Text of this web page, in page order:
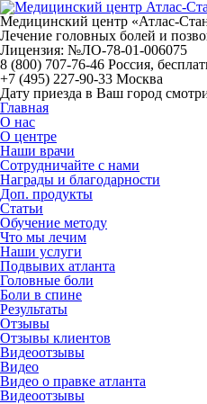
Медицинский центр «Атлас-
Лечение головных болей и
Лицензия: №ЛО-78-01-006075
8 (800) 707-76-46 Россия,
+7 (495) 227-90-33 Москва
Дату приезда в Ваш город
Главная
О нас
О центре
Наши врачи
Сотрудничайте с нами
Награды и благодарности
Доп. продукты
Статьи
Обучение методу
Что мы лечим
Наши услуги
Подвывих атланта
Головные боли
Боли в спине
Результаты
Отзывы
Отзывы клиентов
Видеоотзывы
Видео
Видео о правке атланта
Видеоотзывы